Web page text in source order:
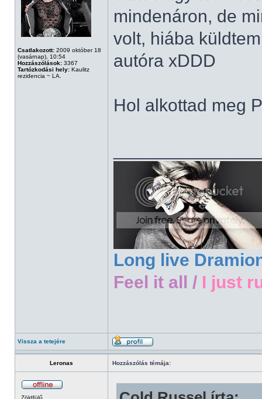
Csatlakozott: 2009 október 18
(vasárnap), 10:54
Hozzászólások: 3367
Tartózkodási hely: Kaulitz
rezidencia ~ LA.
mindenáron, de
volt, hiába
autóra xDDD
Hol alkottad meg
Long live
Feel it all / I just
Vissza a tetejére
Leronas Hozzászólás témája:
Zöldfülű